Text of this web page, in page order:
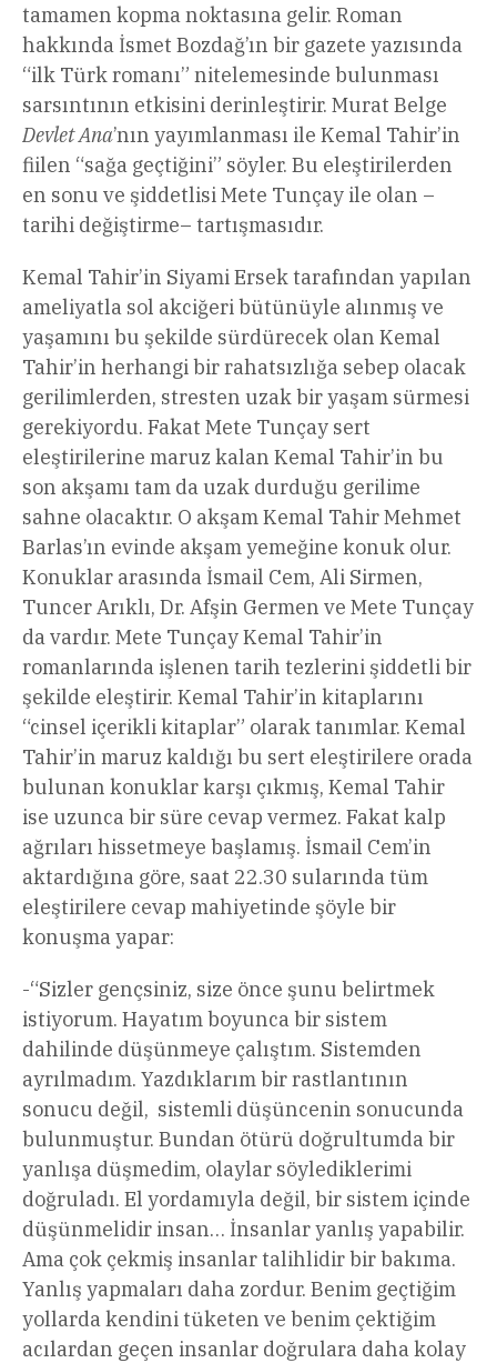
tamamen kopma noktasına gelir. Roman
hakkında İsmet Bozdağ’ın bir gazete yazısında
“ilk Türk romanı” nitelemesinde bulunması
sarsıntının etkisini derinleştirir. Murat Belge
Devlet Ana’nın yayımlanması ile Kemal Tahir’in
fiilen “sağa geçtiğini” söyler. Bu eleştirilerden
en sonu ve şiddetlisi Mete Tunçay ile olan –
tarihi değiştirme– tartışmasıdır.
Kemal Tahir’in Siyami Ersek tarafından yapılan
ameliyatla sol akciğeri bütünüyle alınmış ve
yaşamını bu şekilde sürdürecek olan Kemal
Tahir’in herhangi bir rahatsızlığa sebep olacak
gerilimlerden, stresten uzak bir yaşam sürmesi
gerekiyordu. Fakat Mete Tunçay sert
eleştirilerine maruz kalan Kemal Tahir’in bu
son akşamı tam da uzak durduğu gerilime
sahne olacaktır. O akşam Kemal Tahir Mehmet
Barlas’ın evinde akşam yemeğine konuk olur.
Konuklar arasında İsmail Cem, Ali Sirmen,
Tuncer Arıklı, Dr. Afşin Germen ve Mete Tunçay
da vardır. Mete Tunçay Kemal Tahir’in
romanlarında işlenen tarih tezlerini şiddetli bir
şekilde eleştirir. Kemal Tahir’in kitaplarını
“cinsel içerikli kitaplar” olarak tanımlar. Kemal
Tahir’in maruz kaldığı bu sert eleştirilere orada
bulunan konuklar karşı çıkmış, Kemal Tahir
ise uzunca bir süre cevap vermez. Fakat kalp
ağrıları hissetmeye başlamış. İsmail Cem’in
aktardığına göre, saat 22.30 sularında tüm
eleştirilere cevap mahiyetinde şöyle bir
konuşma yapar:
-“Sizler gençsiniz, size önce şunu belirtmek
istiyorum. Hayatım boyunca bir sistem
dahilinde düşünmeye çalıştım. Sistemden
ayrılmadım. Yazdıklarım bir rastlantının
sonucu değil, sistemli düşüncenin sonucunda
bulunmuştur. Bundan ötürü doğrultumda bir
yanlışa düşmedim, olaylar söylediklerimi
doğruladı. El yordamıyla değil, bir sistem içinde
düşünmelidir insan… İnsanlar yanlış yapabilir.
Ama çok çekmiş insanlar talihlidir bir bakıma.
Yanlış yapmaları daha zordur. Benim geçtiğim
yollarda kendini tüketen ve benim çektiğim
acılardan geçen insanlar doğrulara daha kolay